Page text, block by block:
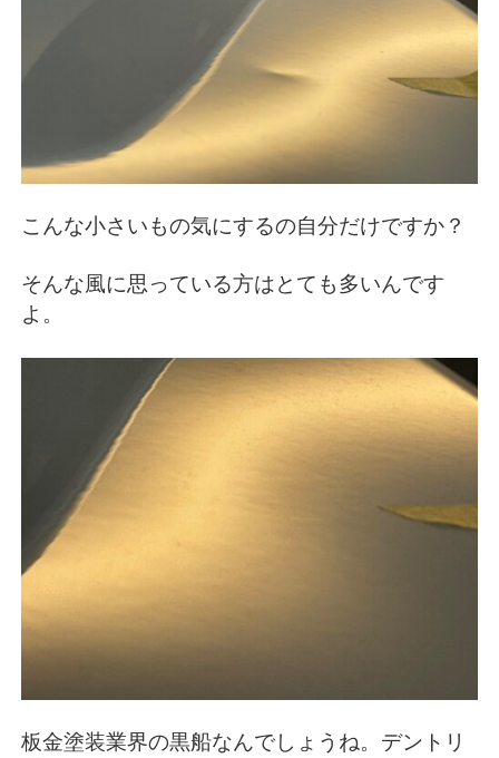
こんな小さいもの気にするの自分だけですか？
そんな風に思っている方はとても多いんです
よ。
板金塗装業界の黒船なんでしょうね。デントリ